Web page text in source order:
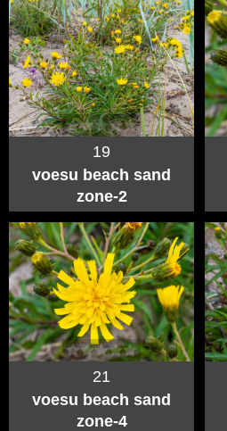
19
voesu beach sand
zone-2
21
voesu beach sand
zone-4